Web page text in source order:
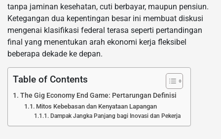
tanpa jaminan kesehatan, cuti berbayar, maupun pensiun.
Ketegangan dua kepentingan besar ini membuat diskusi
mengenai klasifikasi federal terasa seperti pertandingan
final yang menentukan arah ekonomi kerja fleksibel
beberapa dekade ke depan.
Table of Contents
The Gig Economy End Game: Pertarungan Definisi
Mitos Kebebasan dan Kenyataan Lapangan
Dampak Jangka Panjang bagi Inovasi dan Pekerja